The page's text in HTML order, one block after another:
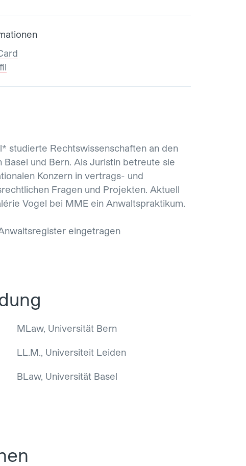
studierte Rechtswissenschaften an den
Basel und Bern. Als Juristin betreute sie
Konzern in vertrags- und
Fragen und Projekten. Aktuell
Vogel bei MME ein Anwaltspraktikum.
eingetragen
MLaw, Universität Bern
LL.M., Universiteit Leiden
BLaw, Universität Basel